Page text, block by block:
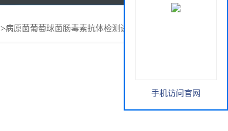
>病原菌葡萄球菌肠毒素抗体检测试剂卡检测说明书
手机访问官网